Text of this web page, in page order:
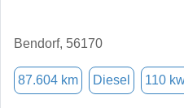
Bendorf, 56170
87.604 km Diesel 110